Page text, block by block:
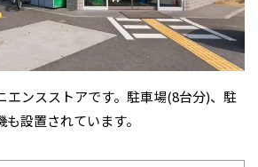
エンスストアです。駐車場(8台分)、駐
設置されています。